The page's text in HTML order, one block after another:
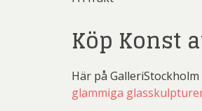
Köp Konst
Här på
glammiga